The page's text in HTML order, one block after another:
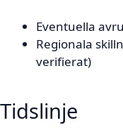
Eventuella
Regionala
verifierat)
Tidslinje